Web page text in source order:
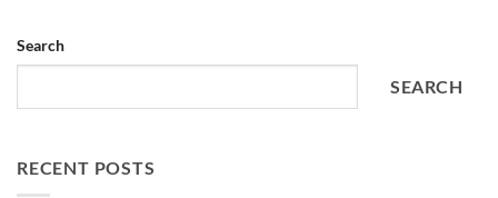
Search
SEARCH
RECENT POSTS